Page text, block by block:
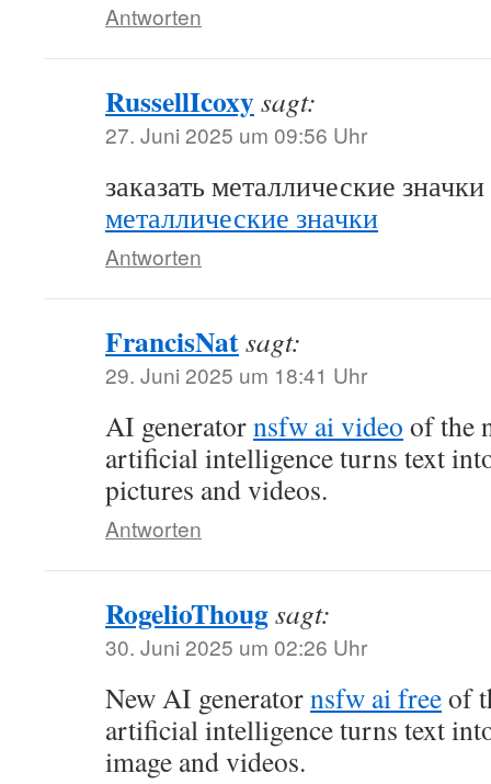
Antworten
RussellIcoxysagt:
27. Juni 2025 um 09:56 Uhr
заказать металлические значки
металлические значки
Antworten
FrancisNatsagt:
29. Juni 2025 um 18:41 Uhr
AI generatornsfw ai video of the
artificial intelligence turns text
pictures and videos.
Antworten
RogelioThougsagt:
30. Juni 2025 um 02:26 Uhr
New AI generatornsfw ai freeof
artificial intelligence turns text
image and videos.